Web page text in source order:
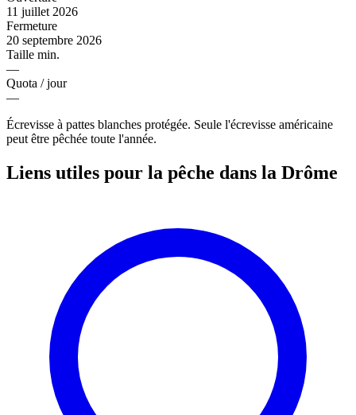
11 juillet 2026
Fermeture
20 septembre 2026
Taille min.
—
Quota / jour
—
Écrevisse à pattes blanches protégée. Seule l'écrevisse américaine
peut être pêchée toute l'année.
Liens utiles pour la pêche dans la Drôme